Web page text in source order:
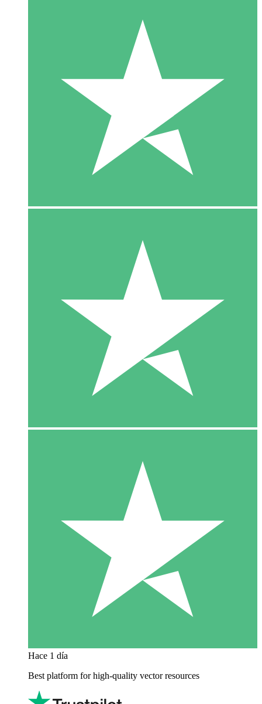
Hace 1 día
Best platform for high-quality vector resources